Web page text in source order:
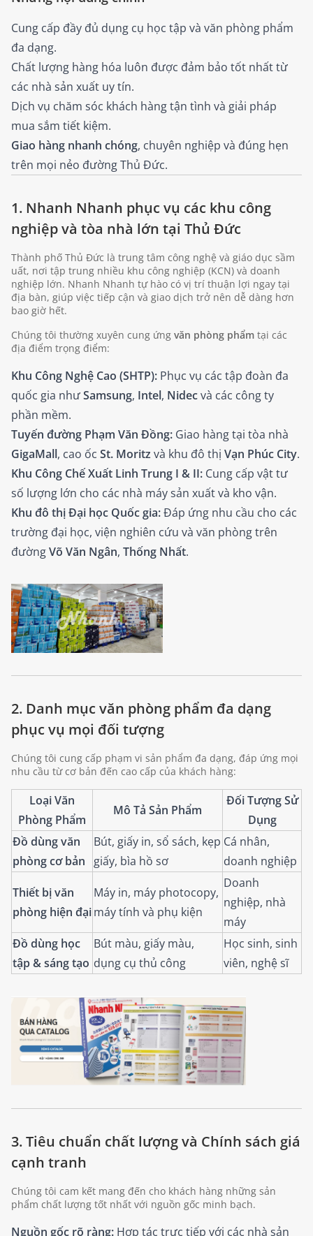
Cung cấp đầy đủ dụng cụ học tập và văn phòng phẩm
đa dạng.
Chất lượng hàng hóa luôn được đảm bảo tốt nhất từ
các nhà sản xuất uy tín.
Dịch vụ chăm sóc khách hàng tận tình và giải pháp
mua sắm tiết kiệm.
Giao hàng nhanh chóng, chuyên nghiệp và đúng hẹn
trên mọi nẻo đường Thủ Đức.
1. Nhanh Nhanh phục vụ các khu công
nghiệp và tòa nhà lớn tại Thủ Đức
Thành phố Thủ Đức là trung tâm công nghệ và giáo dục sầm
uất, nơi tập trung nhiều khu công nghiệp (KCN) và doanh
nghiệp lớn. Nhanh Nhanh tự hào có vị trí thuận lợi ngay tại
địa bàn, giúp việc tiếp cận và giao dịch trở nên dễ dàng hơn
bao giờ hết.
Chúng tôi thường xuyên cung ứng văn phòng phẩm tại các
địa điểm trọng điểm:
Khu Công Nghệ Cao (SHTP): Phục vụ các tập đoàn đa
quốc gia nhưSamsung, Intel, Nidecvà các công ty
phần mềm.
Tuyến đường Phạm Văn Đồng: Giao hàng tại tòa nhà
GigaMall, cao ốc St. Moritz và khu đô thị Vạn Phúc City.
Khu Công Chế Xuất Linh Trung I & II: Cung cấp vật tư
số lượng lớn cho các nhà máy sản xuất và kho vận.
Khu đô thị Đại học Quốc gia:Đáp ứng nhu cầu cho các
trường đại học, viện nghiên cứu và văn phòng trên
đườngVõ Văn Ngân, Thống Nhất.
2. Danh mục văn phòng phẩm đa dạng
phục vụ mọi đối tượng
Chúng tôi cung cấp phạm vi sản phẩm đa dạng, đáp ứng mọi
nhu cầu từ cơ bản đến cao cấp của khách hàng:
Loại Văn
Phòng Phẩm
Mô Tả Sản Phẩm
Đối Tượng Sử
Dụng
Đồ dùng văn
phòng cơ bản
Bút, giấy in, sổ sách, kẹp
giấy, bìa hồ sơ
Cá nhân,
doanh nghiệp
Thiết bị văn
phòng hiện đại
Máy in, máy photocopy,
máy tính và phụ kiện
Doanh
nghiệp, nhà
máy
Đồ dùng học
tập & sáng tạo
Bút màu, giấy màu,
dụng cụ thủ công
Học sinh, sinh
viên, nghệ sĩ
3. Tiêu chuẩn chất lượng và Chính sách giá
cạnh tranh
Chúng tôi cam kết mang đến cho khách hàng những sản
phẩm chất lượng tốt nhất với nguồn gốc minh bạch.
Nguồn gốc rõ ràng: Hợp tác trực tiếp với các nhà sản